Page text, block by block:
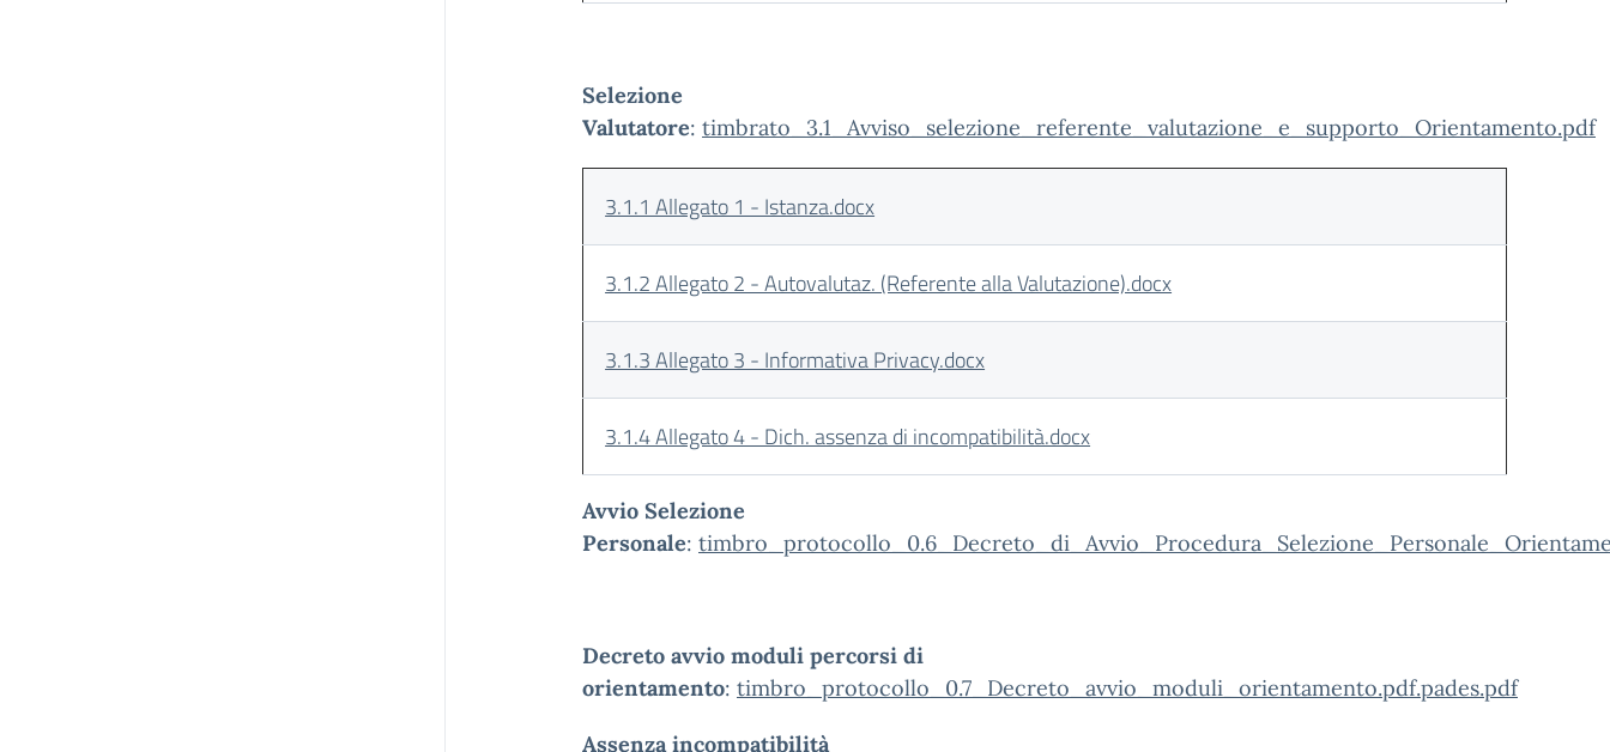
Selezione
Valutatore: timbrato_3.1_Avviso_selezione_referente_valutazione_e_supporto_Orientamento.pdf
3.1.1 Allegato 1 - Istanza.docx
3.1.2 Allegato 2 - Autovalutaz. (Referente alla Valutazione).docx
3.1.3 Allegato 3 - Informativa Privacy.docx
3.1.4 Allegato 4 - Dich. assenza di incompatibilità.docx
Avvio Selezione
Personale:
Decreto avvio moduli percorsi di
orientamento: timbro_protocollo_0.7_Decreto_avvio_moduli_orientamento.pdf.pades.pdf
Assenza incompatibilità